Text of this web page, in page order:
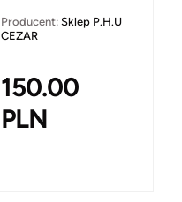
Producent: Sklep P.H.U
CEZAR
150.00
PLN